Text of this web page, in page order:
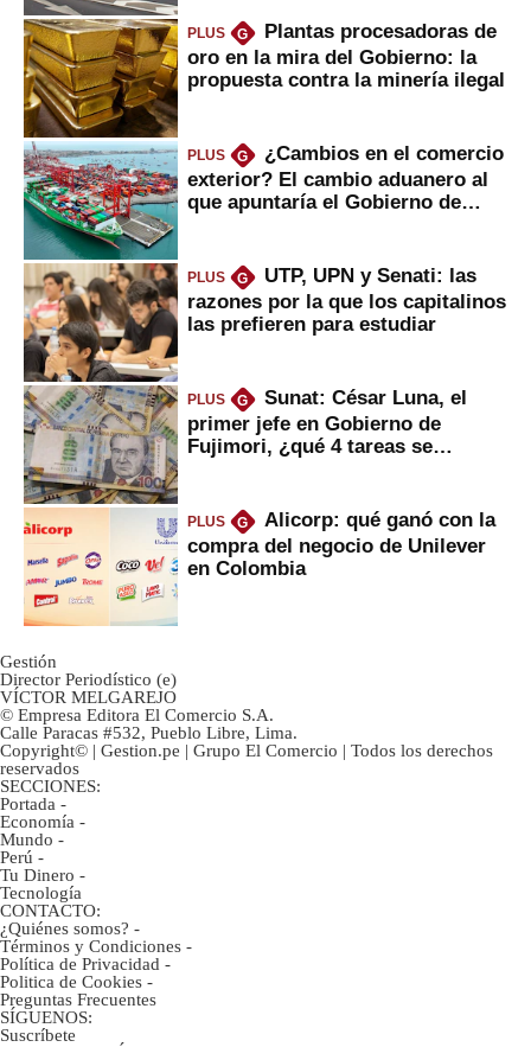
PLUS G
Plantas procesadoras de
oro en la mira del Gobierno: la
propuesta contra la minería ilegal
PLUS G
¿Cambios en el comercio
exterior? El cambio aduanero al
que apuntaría el Gobierno de
PLUS G
UTP, UPN y Senati: las
razones por la que los capitalinos
las prefieren para estudiar
PLUS G
Sunat: César Luna, el
primer jefe en Gobierno de
Fujimori, ¿qué 4 tareas se
PLUS G
Alicorp: qué ganó con la
compra del negocio de Unilever
en Colombia
Gestión
Director Periodístico (e)
VÍCTOR MELGAREJO
© Empresa Editora El Comercio S.A.
Calle Paracas #532, Pueblo Libre, Lima.
Copyright© | Gestion.pe | Grupo El Comercio | Todos los derechos
reservados
SECCIONES:
Portada -
Economía -
Mundo -
Perú -
Tu Dinero -
Tecnología
CONTACTO:
¿Quiénes somos? -
Términos y Condiciones -
Política de Privacidad -
Politica de Cookies -
Preguntas Frecuentes
SÍGUENOS:
Suscríbete